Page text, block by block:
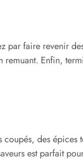
par faire revenir
Enfin,
des épices
est parfait